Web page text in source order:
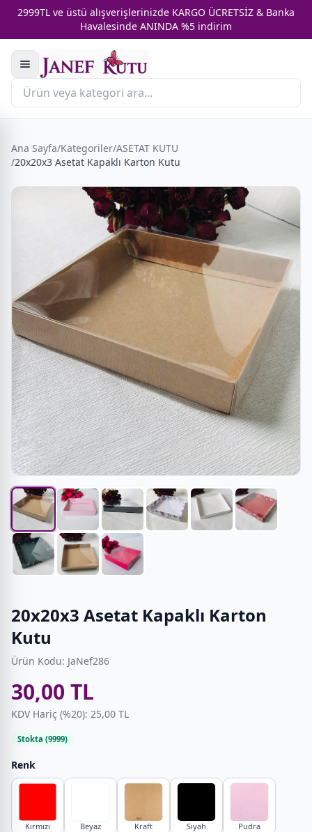
2999TL ve üstü alışverişlerinizde KARGO ÜCRETSİZ & Banka
Havalesinde ANINDA %5 indirim
Ana Sayfa/Kategoriler/ASETAT KUTU
/20x20x3 Asetat Kapaklı Karton Kutu
20x20x3 Asetat Kapaklı Karton
Kutu
Ürün Kodu: JaNef286
30,00 TL
KDV Hariç (%20): 25,00 TL
Stokta (9999)
Renk
Kırmızı Beyaz Kraft Siyah Pudra